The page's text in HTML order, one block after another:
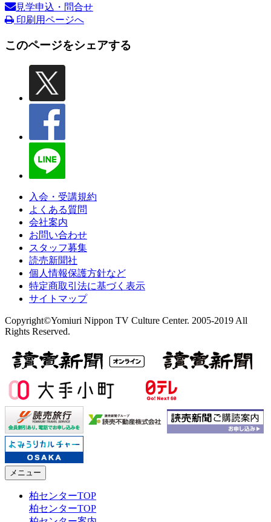
見学申込・問合せ
印刷用ページへ
このページをシェアする
入会・受講規約
よくある質問
会社案内
お問い合わせ
スタッフ募集
読売新聞社
個人情報保護方針など
特定商取引法に基づく表示
サイトマップ
Copyright©Yomiuri Nippon TV Culture Center. 2005-2019 All
Rights Reserved.
メニュー
柏センターTOP
柏センターTOP